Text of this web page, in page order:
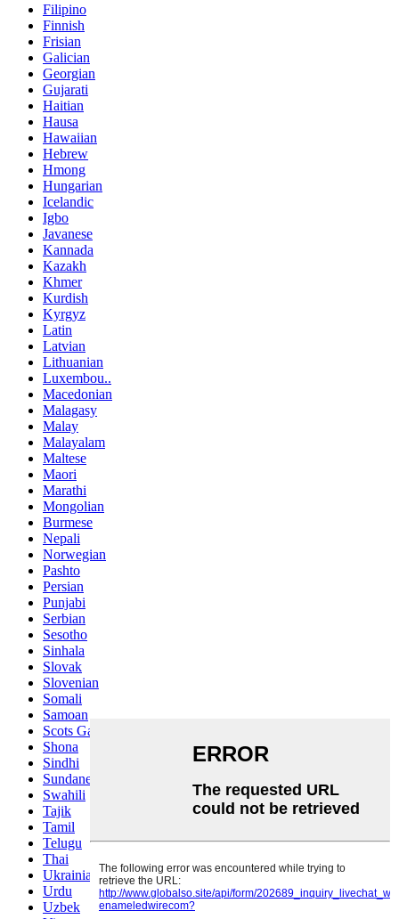
Filipino
Finnish
Frisian
Galician
Georgian
Gujarati
Haitian
Hausa
Hawaiian
Hebrew
Hmong
Hungarian
Icelandic
Igbo
Javanese
Kannada
Kazakh
Khmer
Kurdish
Kyrgyz
Latin
Latvian
Lithuanian
Luxembou..
Macedonian
Malagasy
Malay
Malayalam
Maltese
Maori
Marathi
Mongolian
Burmese
Nepali
Norwegian
Pashto
Persian
Punjabi
Serbian
Sesotho
Sinhala
Slovak
Slovenian
Somali
Samoan
Scots Gaelic
Shona
Sindhi
Sundanese
Swahili
Tajik
Tamil
Telugu
Thai
Ukrainian
Urdu
Uzbek